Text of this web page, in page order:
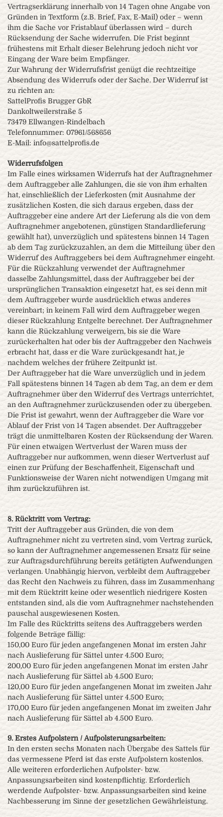
Vertragserklärung innerhalb von 14 Tagen ohne Angabe von
Gründen in Textform (z.B. Brief, Fax, E-Mail) oder – wenn
ihm die Sache vor Fristablauf überlassen wird – durch
Rücksendung der Sache widerrufen. Die Frist beginnt
frühestens mit Erhalt dieser Belehrung jedoch nicht vor
Eingang der Ware beim Empfänger.
Zur Wahrung der Widerrufsfrist genügt die rechtzeitige
Absendung des Widerrufs oder der Sache. Der Widerruf ist
zu richten an:
SattelProfis Brugger GbR
Dankoltweilerstraße 5
73479 Ellwangen-Rindelbach
Telefonnummer: 07961/568656
E-Mail: info@sattelprofis.de
Widerrufsfolgen
Im Falle eines wirksamen Widerrufs hat der Auftragnehmer
dem Auftraggeber alle Zahlungen, die sie von ihm erhalten
hat, einschließlich der Lieferkosten (mit Ausnahme der
zusätzlichen Kosten, die sich daraus ergeben, dass der
Auftraggeber eine andere Art der Lieferung als die von dem
Auftragnehmer angebotenen, günstigen Standardlieferung
gewählt hat), unverzüglich und spätestens binnen 14 Tagen
ab dem Tag zurückzuzahlen, an dem die Mitteilung über den
Widerruf des Auftraggebers bei dem Auftragnehmer eingeht.
Für die Rückzahlung verwendet der Auftragnehmer
dasselbe Zahlungsmittel, dass der Auftraggeber bei der
ursprünglichen Transaktion eingesetzt hat, es sei denn mit
dem Auftraggeber wurde ausdrücklich etwas anderes
vereinbart; in keinem Fall wird dem Auftraggeber wegen
dieser Rückzahlung Entgelte berechnet. Der Auftragnehmer
kann die Rückzahlung verweigern, bis sie die Ware
zurückerhalten hat oder bis der Auftraggeber den Nachweis
erbracht hat, dass er die Ware zurückgesandt hat, je
nachdem welches der frühere Zeitpunkt ist.
Der Auftraggeber hat die Ware unverzüglich und in jedem
Fall spätestens binnen 14 Tagen ab dem Tag, an dem er dem
Auftragnehmer über den Widerruf des Vertrags unterrichtet,
an den Auftragnehmer zurückzusenden oder zu übergeben.
Die Frist ist gewahrt, wenn der Auftraggeber die Ware vor
Ablauf der Frist von 14 Tagen absendet. Der Auftraggeber
trägt die unmittelbaren Kosten der Rücksendung der Waren.
Für einen etwaigen Wertverlust der Waren muss der
Auftraggeber nur aufkommen, wenn dieser Wertverlust auf
einen zur Prüfung der Beschaffenheit, Eigenschaft und
Funktionsweise der Waren nicht notwendigen Umgang mit
ihm zurückzuführen ist.
8. Rücktritt vom Vertrag:
Tritt der Auftraggeber aus Gründen, die von dem
Auftragnehmer nicht zu vertreten sind, vom Vertrag zurück,
so kann der Auftragnehmer angemessenen Ersatz für seine
zur Auftragsdurchführung bereits getätigten Aufwendungen
verlangen. Unabhängig hiervon, verbleibt dem Auftraggeber
das Recht den Nachweis zu führen, dass im Zusammenhang
mit dem Rücktritt keine oder wesentlich niedrigere Kosten
entstanden sind, als die vom Auftragnehmer nachstehenden
pauschal ausgewiesenen Kosten.
Im Falle des Rücktritts seitens des Auftraggebers werden
folgende Beträge fällig:
150,00 Euro für jeden angefangenen Monat im ersten Jahr
nach Auslieferung für Sättel unter 4.500 Euro;
200,00 Euro für jeden angefangenen Monat im ersten Jahr
nach Auslieferung für Sättel ab 4.500 Euro;
120,00 Euro für jeden angefangenen Monat im zweiten Jahr
nach Auslieferung für Sättel unter 4.500 Euro;
170,00 Euro für jeden angefangenen Monat im zweiten Jahr
nach Auslieferung für Sättel ab 4.500 Euro.
9. Erstes Aufpolstern / Aufpolsterungsarbeiten:
In den ersten sechs Monaten nach Übergabe des Sattels für
das vermessene Pferd ist das erste Aufpolstern kostenlos.
Alle weiteren erforderlichen Aufpolster- bzw.
Anpassungsarbeiten sind kostenpflichtig. Erforderlich
werdende Aufpolster- bzw. Anpassungsarbeiten sind keine
Nachbesserung im Sinne der gesetzlichen Gewährleistung.